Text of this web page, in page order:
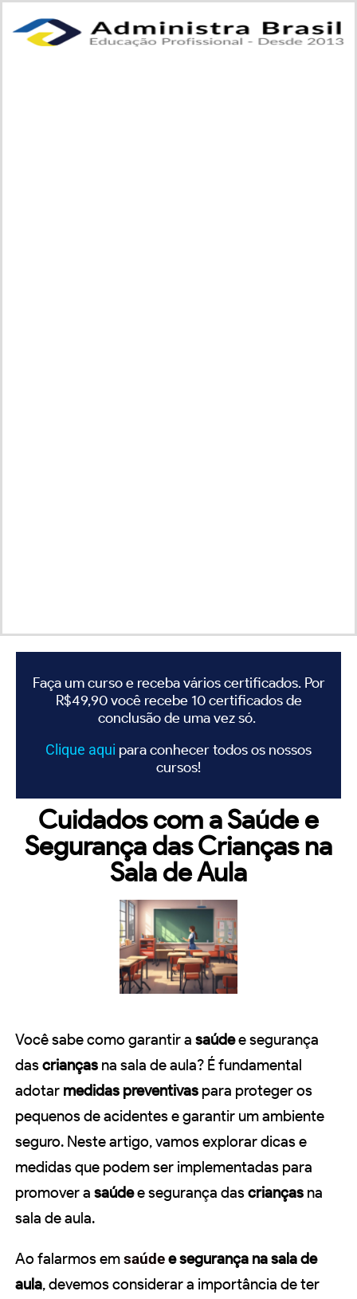
Faça um curso e receba vários certificados. Por
R$49,90 você recebe 10 certificados de
conclusão de uma vez só.
Clique aqui para conhecer todos os nossos
cursos!
Cuidados com a Saúde e
Segurança das Crianças na
Sala de Aula
Você sabe como garantir a saúdee segurança
dascrianças na sala de aula? É fundamental
adotar medidas preventivas para proteger os
pequenos de acidentes e garantir um ambiente
seguro. Neste artigo, vamos explorar dicas e
medidas que podem ser implementadas para
promover a saúdee segurança dascrianças na
sala de aula.
Ao falarmos emsaúdee segurança na sala de
aula, devemos considerar a importância de ter